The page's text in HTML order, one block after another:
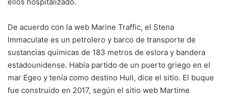
ellos hospitalizado.
De acuerdo con la web Marine Traffic, el Stena
Immaculate es un petrolero y barco de transporte de
sustancias químicas de 183 metros de eslora y bandera
estadounidense. Había partido de un puerto griego en el
mar Egeo y tenía como destino Hull, dice el sitio. El buque
fue construido en 2017, según el sitio web Martime